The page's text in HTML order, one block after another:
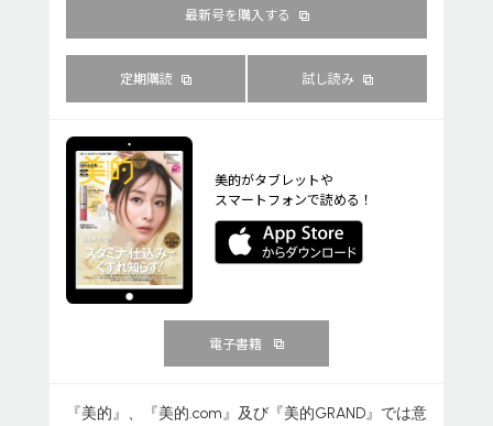
最新号を購入する
定期購読 試し読み
美的がタブレットや
スマートフォンで読める！
電子書籍
『美的』、『美的.com』及び『美的GRAND』では意